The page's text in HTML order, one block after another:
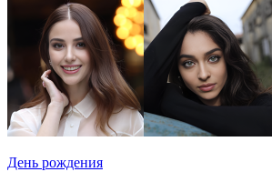
День рождения